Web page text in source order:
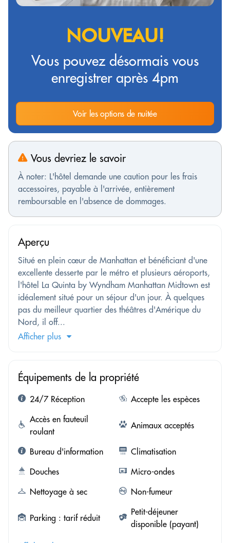
NOUVEAU!
Vous pouvez désormais vous
enregistrer après 4pm
Voir les options de nuitée
Vous devriez le savoir
À noter: L'hôtel demande une caution pour les frais
accessoires, payable à l'arrivée, entièrement
remboursable en l'absence de dommages.
Aperçu
Situé en plein cœur de Manhattan et bénéficiant d'une
excellente desserte par le métro et plusieurs aéroports,
l'hôtel La Quinta by Wyndham Manhattan Midtown est
idéalement situé pour un séjour d'un jour. À quelques
pas du meilleur quartier des théâtres d'Amérique du
Nord, il off...
Afficher plus
Équipements de la propriété
24/7 Réception
Accepte les espèces
Accès en fauteuil
roulant
Animaux acceptés
Bureau d'information
Climatisation
Douches
Micro-ondes
Nettoyage à sec
Non-fumeur
Parking : tarif réduit
Petit-déjeuner
disponible (payant)